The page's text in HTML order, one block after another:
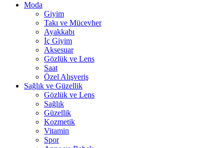
Moda
Giyim
Takı ve Mücevher
Ayakkabı
İç Giyim
Aksesuar
Gözlük ve Lens
Saat
Özel Alışveriş
Sağlık ve Güzellik
Gözlük ve Lens
Sağlık
Güzellik
Kozmetik
Vitamin
Spor